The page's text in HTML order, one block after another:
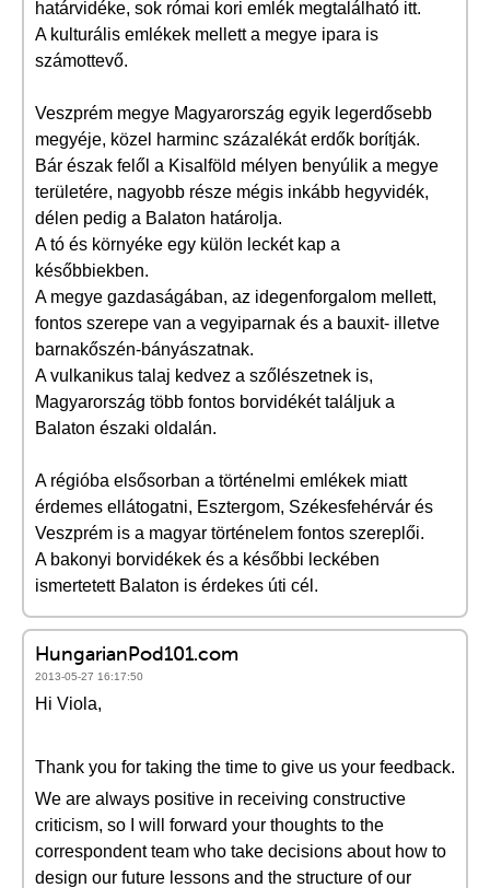
határvidéke, sok római kori emlék megtalálható itt.
A kulturális emlékek mellett a megye ipara is
számottevő.
Veszprém megye Magyarország egyik legerdősebb
megyéje, közel harminc százalékát erdők borítják.
Bár észak felől a Kisalföld mélyen benyúlik a megye
területére, nagyobb része mégis inkább hegyvidék,
délen pedig a Balaton határolja.
A tó és környéke egy külön leckét kap a
későbbiekben.
A megye gazdaságában, az idegenforgalom mellett,
fontos szerepe van a vegyiparnak és a bauxit- illetve
barnakőszén-bányászatnak.
A vulkanikus talaj kedvez a szőlészetnek is,
Magyarország több fontos borvidékét találjuk a
Balaton északi oldalán.
A régióba elsősorban a történelmi emlékek miatt
érdemes ellátogatni, Esztergom, Székesfehérvár és
Veszprém is a magyar történelem fontos szereplői.
A bakonyi borvidékek és a későbbi leckében
ismertetett Balaton is érdekes úti cél.
HungarianPod101.com
2013-05-27 16:17:50
Hi Viola,
Thank you for taking the time to give us your feedback.
We are always positive in receiving constructive
criticism, so I will forward your thoughts to the
correspondent team who take decisions about how to
design our future lessons and the structure of our